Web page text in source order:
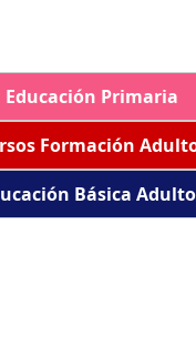
Educación Primaria
Formación
Básica